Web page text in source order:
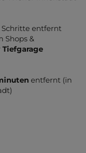
entfernt
Shops &
Tiefgarage
entfernt (in